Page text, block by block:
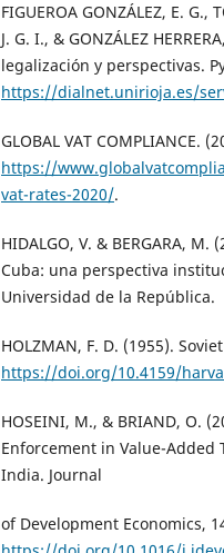
FIGUEROA GONZÁLEZ, E. G.,
J. G. I., & GONZÁLEZ
legalización y perspectivas.
https://dialnet.unirioja.es/
GLOBAL VAT COMPLIANCE.
https://
vat-rates-2020/.
HIDALGO, V. & BERGARA,
Cuba: una perspectiva
Universidad de la República.
HOLZMAN, F. D. (1955).
https://doi.org/10.4159/
HOSEINI, M., & BRIAND, O.
Enforcement in Value-Added
India. Journal
of Development Economics,